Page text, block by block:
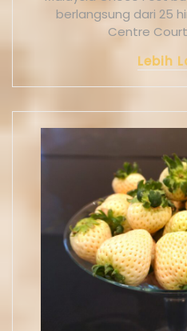
berlangsung dari 25
Centre
Lebih